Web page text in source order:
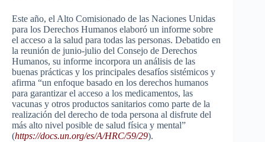
Este año, el Alto Comisionado de las Naciones Unidas
para los Derechos Humanos elaboró un informe sobre
el acceso a la salud para todas las personas. Debatido en
la reunión de junio-julio del Consejo de Derechos
Humanos, su informe incorpora un análisis de las
buenas prácticas y los principales desafíos sistémicos y
afirma “un enfoque basado en los derechos humanos
para garantizar el acceso a los medicamentos, las
vacunas y otros productos sanitarios como parte de la
realización del derecho de toda persona al disfrute del
más alto nivel posible de salud física y mental”
(https://docs.un.org/es/A/HRC/59/29).